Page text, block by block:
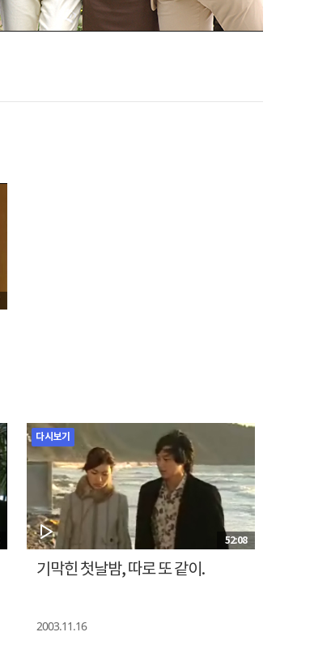
다시보기
52:08
기막힌 첫날밤, 따로 또 같이.
2003.11.16